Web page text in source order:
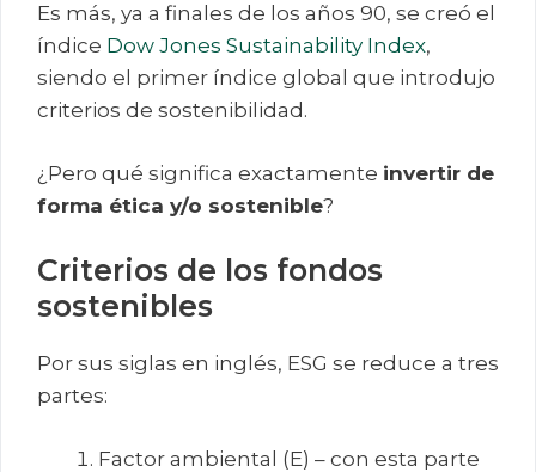
Es más, ya a finales de los años 90, se creó el
índice Dow Jones Sustainability Index,
siendo el primer índice global que introdujo
criterios de sostenibilidad.
¿Pero qué significa exactamente invertir de
forma ética y/o sostenible?
Criterios de los fondos
sostenibles
Por sus siglas en inglés, ESG se reduce a tres
partes:
Factor ambiental (E) – con esta parte